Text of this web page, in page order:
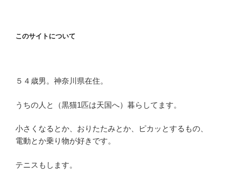
このサイトについて
５４歳男。神奈川県在住。
うちの人と（黒猫1匹は天国へ）暮らしてます。
小さくなるとか、おりたたみとか、ピカッとするもの、
電動とか乗り物が好きです。
テニスもします。